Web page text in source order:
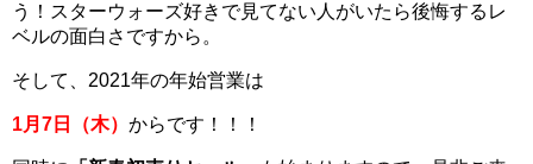
う！スターウォーズ好きで見てない人がいたら後悔するレ
ベルの面白さですから。
そして、2021年の年始営業は
1月7日（木） からです！！！